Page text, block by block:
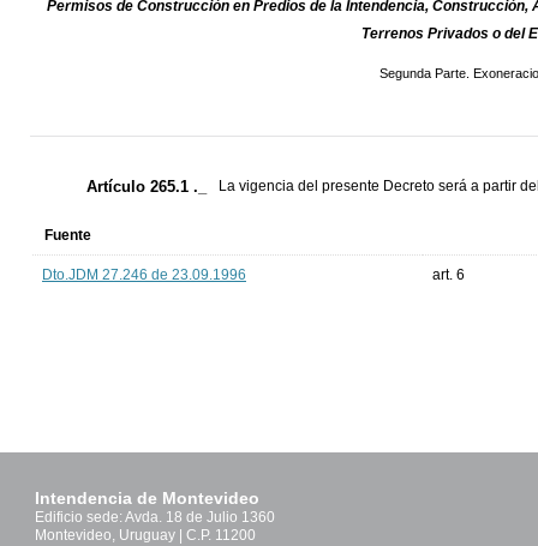
Permisos de Construcción en Predios de la Intendencia,
Terrenos Privados o del
Segunda Parte.
Artículo 265.1 ._ La vigencia del presente Decreto será a partir
Fuente
Dto.JDM 27.246 de 23.09.1996 art. 6
Intendencia de Montevideo
Edificio sede: Avda. 18 de Julio 1360
Montevideo, Uruguay | C.P. 11200